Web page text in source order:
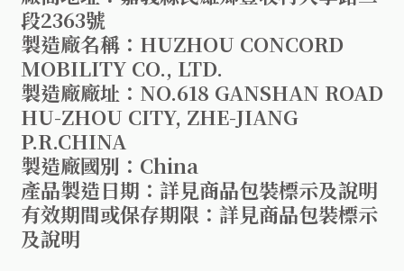
段2363號
製造廠名稱：HUZHOU CONCORD
MOBILITY CO., LTD.
製造廠廠址：NO.618 GANSHAN ROAD
HU-ZHOU CITY, ZHE-JIANG
P.R.CHINA
製造廠國別：China
產品製造日期：詳見商品包裝標示及說明
有效期間或保存期限：詳見商品包裝標示
及說明